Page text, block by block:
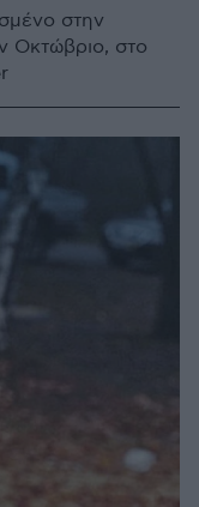
στην
Οκτώβριο, στο